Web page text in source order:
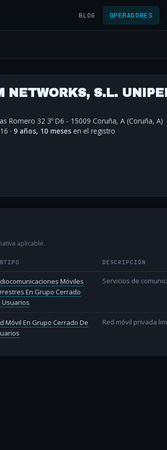
BLOG OPERADORES
NETWORKS, S.L.
Romero 32 3º D6 - 15009 Coruña, A (Coruña, A)
· 9 años, 10 meses en el registro
aplicable.
DESCRIPCIÓN
Móviles
En Grupo Cerrado
Usuarios
Servicios de
Móvil En Grupo Cerrado De
Red móvil privada